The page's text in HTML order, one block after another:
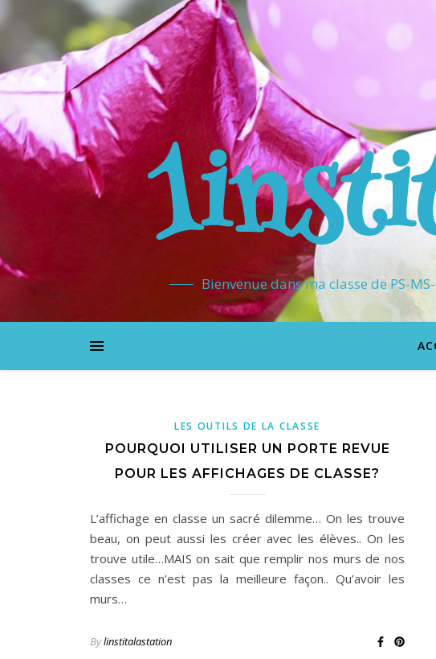
Bienvenue dans ma classe de PS-
LES OUTILS DE LA CLASSE
POURQUOI UTILISER UN PORTE REVUE
POUR LES AFFICHAGES DE CLASSE?
L’affichage en classe un sacré dilemme… On les trouve
beau, on peut aussi les créer avec les élèves.. On les
trouve utile…MAIS on sait que remplir nos murs de nos
classes ce n’est pas la meilleure façon.. Qu’avoir les
murs…
Bylinstitalastation